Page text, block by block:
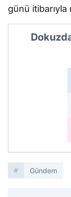
günü
Gündem